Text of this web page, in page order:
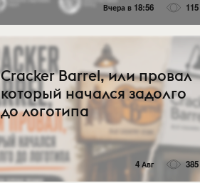
Вчера в 18:56 115
Cracker Barrel, или провал
который начался задолго
до логотипа
4 Авг 385